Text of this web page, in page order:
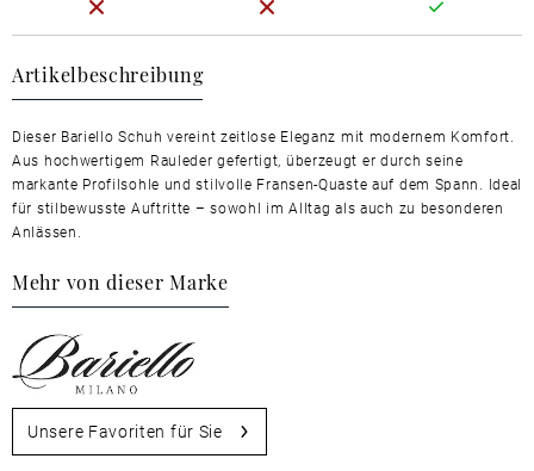
Artikelbeschreibung
Dieser Bariello Schuh vereint zeitlose Eleganz mit modernem Komfort.
Aus hochwertigem Rauleder gefertigt, überzeugt er durch seine
markante Profilsohle und stilvolle Fransen-Quaste auf dem Spann. Ideal
für stilbewusste Auftritte – sowohl im Alltag als auch zu besonderen
Anlässen.
Mehr von dieser Marke
Unsere Favoriten für Sie